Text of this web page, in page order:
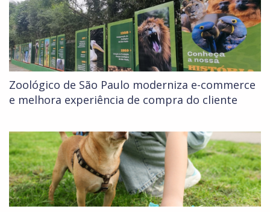
Zoológico de São Paulo moderniza e-commerce
e melhora experiência de compra do cliente